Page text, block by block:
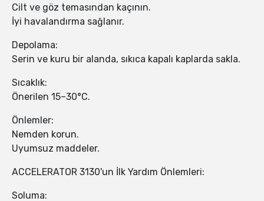
Cilt ve göz temasından kaçının.
İyi havalandırma sağlanır.
Depolama:
Serin ve kuru bir alanda, sıkıca kapalı kaplarda sakla.
Sıcaklık:
Önerilen 15–30°C.
Önlemler:
Nemden korun.
Uyumsuz maddeler.
ACCELERATOR 3130'un İlk Yardım Önlemleri:
Soluma: